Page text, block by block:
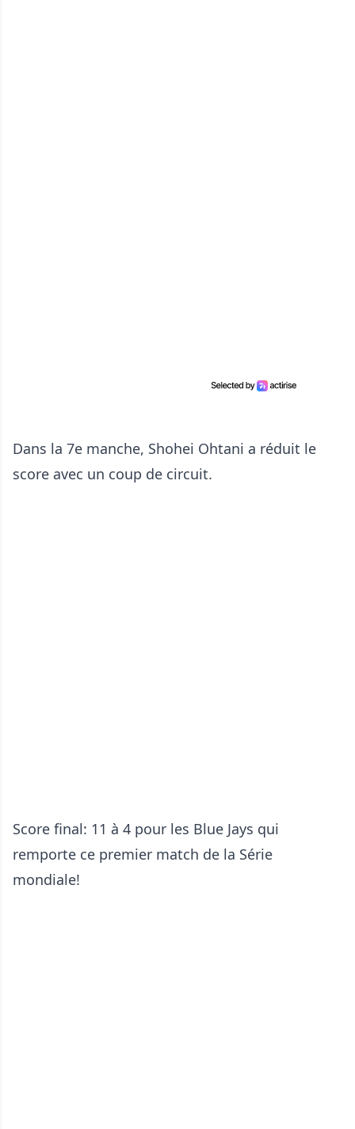
Dans la 7e manche, Shohei Ohtani a réduit le
score avec un coup de circuit.
Score final: 11 à 4 pour les Blue Jays qui
remporte ce premier match de la Série
mondiale!